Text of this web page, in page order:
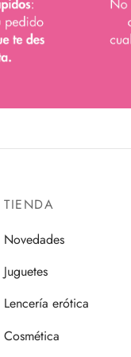
TIENDA
Novedades
Juguetes
Lencería erótica
Cosmética